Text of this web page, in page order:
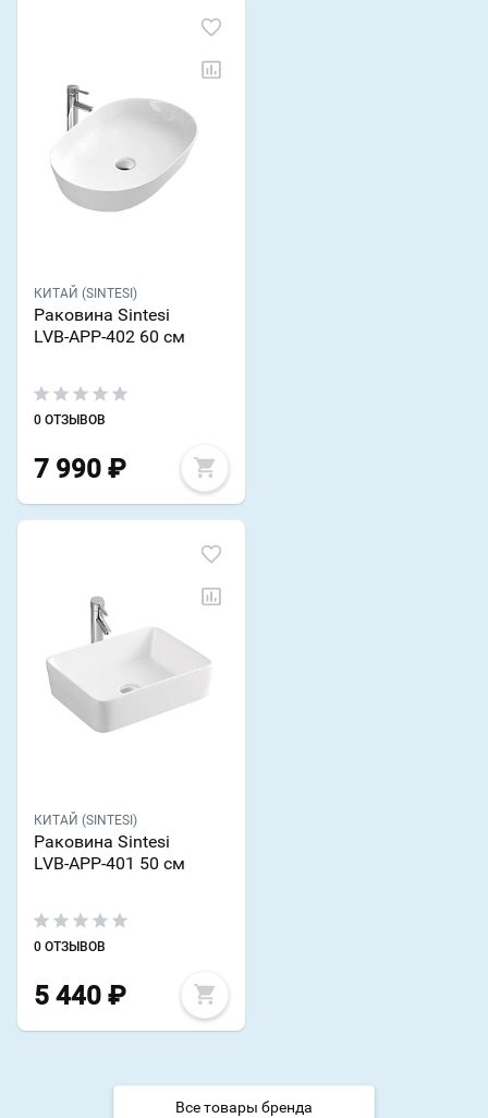
КИТАЙ (SINTESI)
Раковина Sintesi
LVB-APP-402 60 см
0 ОТЗЫВОВ
7 990 ₽
КИТАЙ (SINTESI)
Раковина Sintesi
LVB-APP-401 50 см
0 ОТЗЫВОВ
5 440 ₽
Все товары бренда